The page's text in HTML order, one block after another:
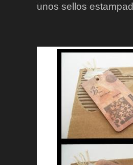
unos sellos